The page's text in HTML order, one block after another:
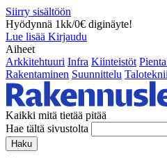
Siirry sisältöön
Hyödynnä 1kk/0€ diginäyte!
Lue lisää Kirjaudu
Aiheet
Arkkitehtuuri Infra Kiinteistöt
Rakentaminen Suunnittelu
Kaikki mitä tietää pitää
Hae tältä sivustolta
Haku